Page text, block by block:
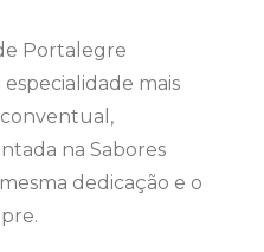
Portalegre
mais
na Sabores
dedicação e o